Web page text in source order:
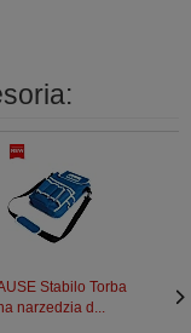
Stabilo Torba
narzedzia d...